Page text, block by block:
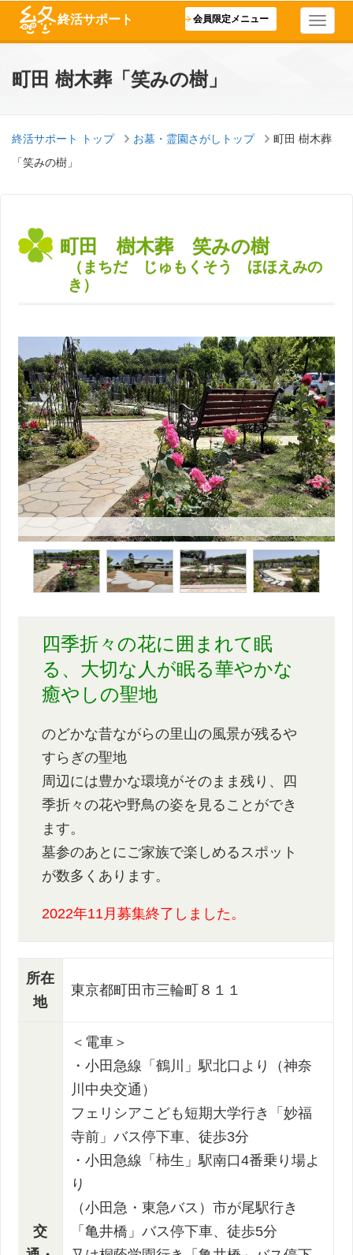
終活サポート 会員限定メニュー
町田 樹木葬「笑みの樹」
終活サポート トップ お墓・霊園さがしトップ
町田 樹木葬
「笑みの樹」
町田 樹木葬 笑みの樹
（まちだ じゅもくそう ほほえみの
き）
四季折々の花に囲まれて眠
る、大切な人が眠る華やかな
癒やしの聖地
のどかな昔ながらの里山の風景が残るや
すらぎの聖地
周辺には豊かな環境がそのまま残り、四
季折々の花や野鳥の姿を見ることができ
ます。
墓参のあとにご家族で楽しめるスポット
が数多くあります。
2022年11月募集終了しました。
所在
地
東京都町田市三輪町８１１
交
＜電車＞
・小田急線「鶴川」駅北口より（神奈
川中央交通）
フェリシアこども短期大学行き「妙福
寺前」バス停下車、徒歩3分
・小田急線「柿生」駅南口4番乗り場よ
り
（小田急・東急バス）市が尾駅行き
「亀井橋」バス停下車、徒歩5分